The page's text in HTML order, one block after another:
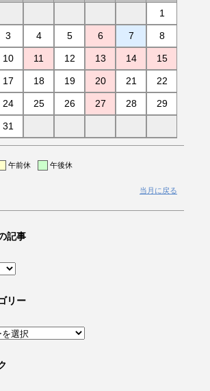
1
3 4 5 6 7 8
10 11 12 13 14 15
17 18 19 20 21 22
24 25 26 27 28 29
31
午前休 午後休
当月に戻る
記事
リー